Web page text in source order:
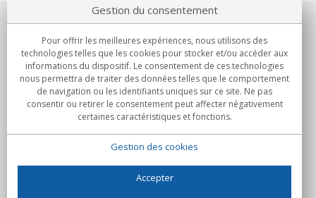
Notre société
Engagements
Achats
Gestion du consentement
Pour offrir les meilleures expériences, nous utilisons des
technologies telles que les cookies pour stocker et/ou accéder aux
informations du dispositif. Le consentement de ces technologies
nous permettra de traiter des données telles que le comportement
de navigation ou les identifiants uniques sur ce site. Ne pas
consentir ou retirer le consentement peut affecter négativement
certaines caractéristiques et fonctions.
Gestion des cookies
Accepter